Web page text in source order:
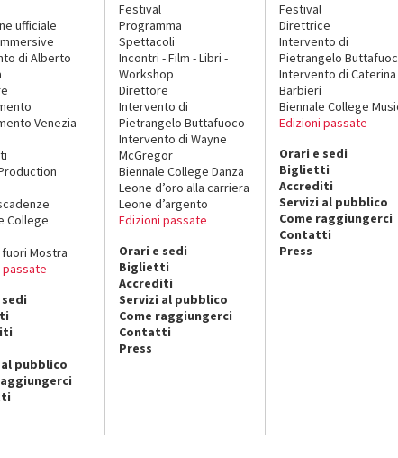
ufficiale
di Alberto
Venezia
College
fuori Mostra
passate
pubblico
Festival
Programma
Spettacoli
Incontri - Film - Libri -
Workshop
Direttore
Intervento di
Pietrangelo Buttafuoco
Intervento di Wayne
McGregor
Biennale College Danza
Leone d’oro alla carriera
Leone d’argento
Edizioni passate
Orari e sedi
Biglietti
Accrediti
Servizi al pubblico
Come raggiungerci
Contatti
Press
Festival
Direttrice
Intervento di
Pietrangelo
Intervento di Caterina
Barbieri
Biennale College
Edizioni passate
Orari e sedi
Biglietti
Accrediti
Servizi al pubblico
Come raggiungerci
Contatti
Press